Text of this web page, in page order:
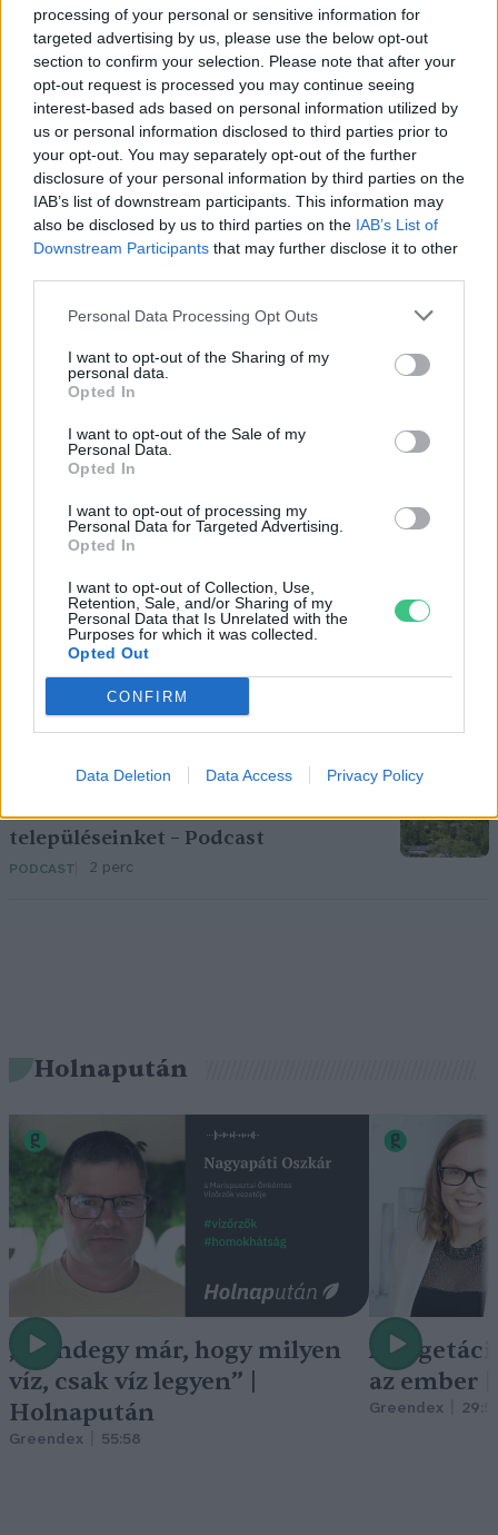
processing of your personal or sensitive information for
targeted advertising by us, please use the below opt-out
section to confirm your selection. Please note that after your
opt-out request is processed you may continue seeing
interest-based ads based on personal information utilized by
us or personal information disclosed to third parties prior to
your opt-out. You may separately opt-out of the further
disclosure of your personal information by third parties on the
IAB’s list of downstream participants. This information may
also be disclosed by us to third parties on the IAB’s List of
Downstream Participants that may further disclose it to other
Personal Data Processing Opt Outs
I want to opt-out of the Sharing of my
personal data.
Opted In
I want to opt-out of the Sale of my
Personal Data.
Opted In
I want to opt-out of processing my
Personal Data for Targeted Advertising.
Opted In
I want to opt-out of Collection, Use,
Retention, Sale, and/or Sharing of my
Personal Data that Is Unrelated with the
Purposes for which it was collected.
Opted Out
CONFIRM
Data Deletion Data Access Privacy Policy
gyógynövény illetve forrásvíz
kereskedelmi forgalomba nem
hozható.
(forrás:agrarszektor.hu)
Kiemelt kép: Canva
Greendex Szemle
A szerző további cikkei
gyógynövény
EGÉSZSÉGÜNK 1 perc
Nem csak növényrajongóknak! – 8
arborétum, amelyet érdemes
meglátogatni
ÉLŐ BOLYGÓNK
Pár éven belül szivacsvárosokká
kellene alakítanunk a
településeinket – Podcast
PODCAST 2 perc
Holnapután
„Mindegy már, hogy milyen
víz, csak víz legyen” |
Holnapután
Greendex 55:58
A
az ember
Greendex